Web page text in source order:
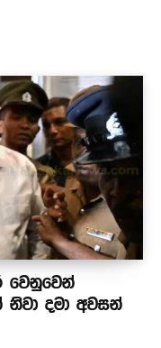
වෙනුවෙන්
දමා අවසන්